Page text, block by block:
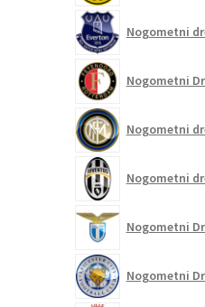
Nogometni
Nogometni
Nogometni
Nogometni
Nogometni
Nogometni